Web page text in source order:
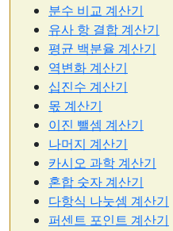
분수 비교 계산기
유사 항 결합 계산기
평균 백분율 계산기
역변화 계산기
십진수 계산기
몫 계산기
이진 뺄셈 계산기
나머지 계산기
카시오 과학 계산기
혼합 숫자 계산기
다항식 나눗셈 계산기
퍼센트 포인트 계산기